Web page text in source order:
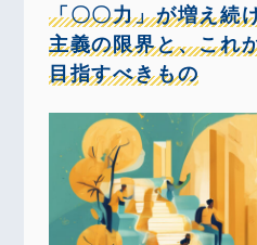
「〇〇力」が増え
主義の限界と、これ
目指すべきもの